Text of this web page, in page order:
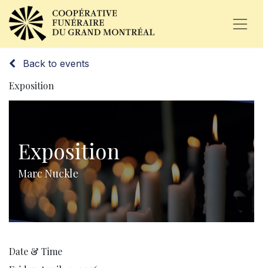
Back to events
Exposition
Exposition
Marc Nuckle
Date & Time